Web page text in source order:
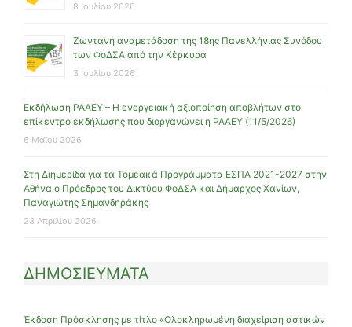
8 Ιουλίου 2026
Ζωντανή αναμετάδοση της 18ης Πανελλήνιας Συνόδου
των ΦοΔΣΑ από την Κέρκυρα
3 Ιουλίου 2026
Εκδήλωση ΡΑΑΕΥ – Η ενεργειακή αξιοποίηση αποβλήτων στο
επίκεντρο εκδήλωσης που διοργανώνει η ΡΑΑΕΥ (11/5/2026)
6 Μαΐου 2026
Στη Διημερίδα για τα Τομεακά Προγράμματα ΕΣΠΑ 2021-2027 στην
Αθήνα ο Πρόεδρος του Δικτύου ΦοΔΣΑ και Δήμαρχος Χανίων,
Παναγιώτης Σημανδηράκης
23 Απριλίου 2026
ΔΗΜΟΣΙΕΥΜΑΤΑ
Έκδοση Πρόσκλησης με τίτλο «Ολοκληρωμένη διαχείριση αστικών